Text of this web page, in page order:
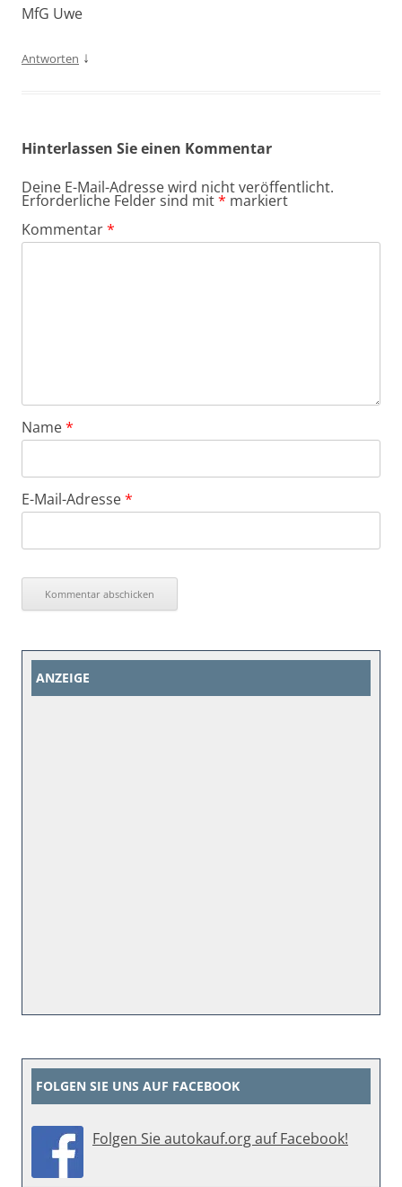
MfG Uwe
Antworten ↓
Hinterlassen Sie einen Kommentar
Deine E-Mail-Adresse wird nicht veröffentlicht.
Erforderliche Felder sind mit* markiert
Kommentar*
Name*
E-Mail-Adresse*
ANZEIGE
FOLGEN SIE UNS AUF FACEBOOK
Folgen Sie autokauf.org auf Facebook!